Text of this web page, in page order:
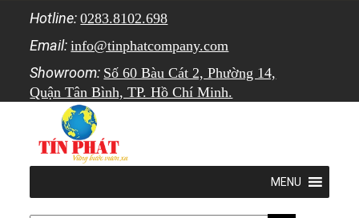
Hotline: 0283.8102.698
Email: info@tinphatcompany.com
Showroom: Số 60 Bàu Cát 2, Phường 14,
Quận Tân Bình, TP. Hồ Chí Minh.
MENU